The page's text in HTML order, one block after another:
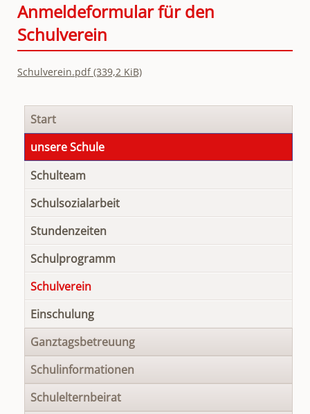
Anmeldeformular für den
Schulverein
Schulverein.pdf(339,2 KiB)
Navigation
überspringen
Start
unsere Schule
Schulteam
Schulsozialarbeit
Stundenzeiten
Schulprogramm
Schulverein
Einschulung
Ganztagsbetreuung
Schulinformationen
Schulelternbeirat